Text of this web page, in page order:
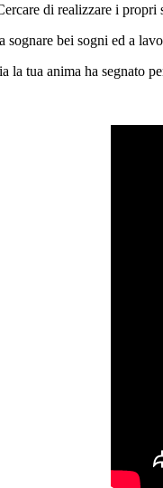
di realizzare i propri
sognare bei sogni ed a
la tua anima ha segnato